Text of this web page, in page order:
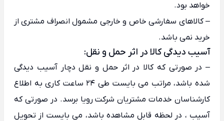
خواهد بود.
– کالاهای سفارشی خاص و خارجی مشمول انصراف مشتری از
خرید نمی باشد.
آسیب دیدگی کالا در اثر حمل و نقل:
– در صورتی که کالا در اثر حمل و نقل دچار آسیب دیدگی
شده باشد، مراتب می بایست طی 24 ساعت کاری به اطلاع
کارشناسان خدمات مشتریان شرکت رویا برسد. در صورتی که
آسیب ، در لحظه قابل مشاهده باشد، می بایست از تحویل